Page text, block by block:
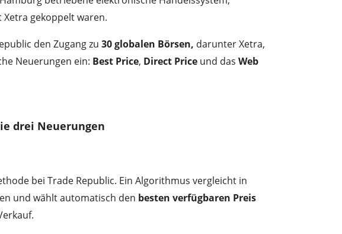
gekoppelt waren.
den Zugang zu 30 globalen Börsen, darunter Xetra,
Neuerungen ein: Best Price, Direct Price und das Web
drei Neuerungen
bei Trade Republic. Ein Algorithmus vergleicht in
und wählt automatisch den besten verfügbaren Preis